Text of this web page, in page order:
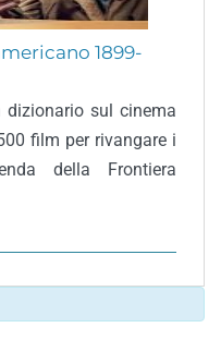
1899-
dizionario sul cinema
film per rivangare i
della Frontiera